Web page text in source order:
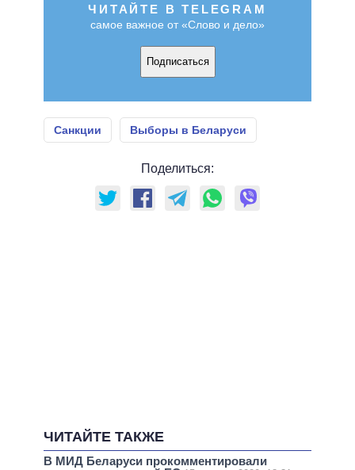
ЧИТАЙТЕ В TELEGRAM
самое важное от «Слово и дело»
Подписаться
Санкции Выборы в Беларуси
Поделиться:
ЧИТАЙТЕ ТАКЖЕ
В МИД Беларуси прокомментировали